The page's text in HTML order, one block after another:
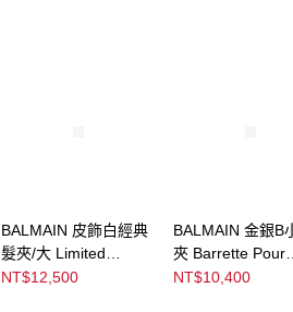
BALMAIN 皮飾白經典
髮夾/大 Limited
Edition White Leather
NT$12,500
BALMAIN 金銀B
夾 Barrette Pour
Cheveux Medium
NT$10,400